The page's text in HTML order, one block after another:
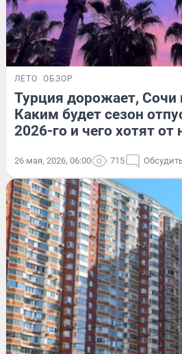
ЛЕТО ОБЗОР
Турция дорожает, Сочи
Каким будет сезон
2026-го и чего хотят от
26 мая, 2026, 06:00 715